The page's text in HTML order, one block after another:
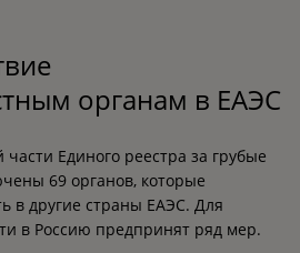
органам в ЕАЭС
Единого реестра за грубые
69 органов, которые
в другие страны ЕАЭС. Для
в Россию предпринят ряд мер.